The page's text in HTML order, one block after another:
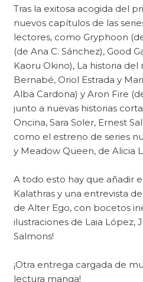
Tras la exitosa acogida del
nuevos capítulos de las
lectores, como Gryphoon
(de Ana C. Sánchez), Good
Kaoru Okino), La historia
Bernabé, Oriol Estrada y
Alba Cardona) y Aron Fire
junto a nuevas historias
Oncina, Sara Soler, Ernest
como el estreno de series
y Meadow Queen, de Alicia
A todo esto hay que añadir
Kalathras y una entrevista
de Alter Ego, con bocetos
ilustraciones de Laia López,
Salmons!
¡Otra entrega cargada de
lectura manga!